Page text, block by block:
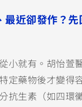
最近卻發作？
小就有。胡怡萱
定藥物後才變得
抗生素（如四環